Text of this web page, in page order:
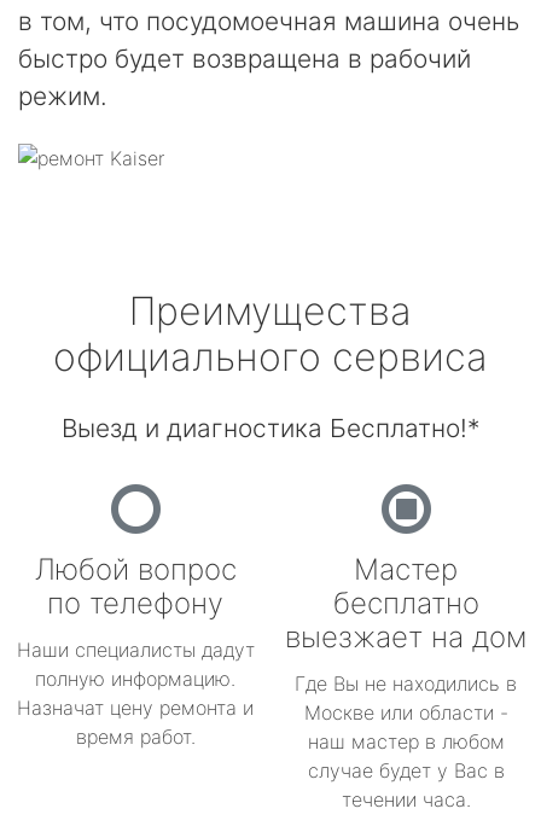
в том, что посудомоечная машина очень
быстро будет возвращена в рабочий
режим.
Преимущества
официального сервиса
Выезд и диагностика Бесплатно!*
Любой вопрос
по телефону
Наши специалисты дадут
полную информацию.
Назначат цену ремонта и
время работ.
Мастер
бесплатно
выезжает на дом
Где Вы не находились в
Москве или области -
наш мастер в любом
случае будет у Вас в
течении часа.